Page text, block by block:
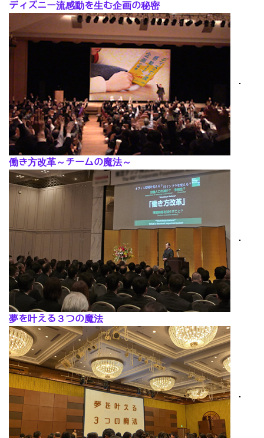
ディズニー流感動を生む企画の秘密
･
働き方改革～チームの魔法～
･
夢を叶える３つの魔法
･